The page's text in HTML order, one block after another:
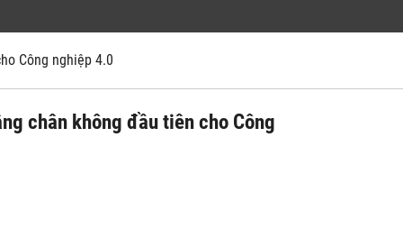
Công nghiệp 4.0
chân không đầu tiên cho Công